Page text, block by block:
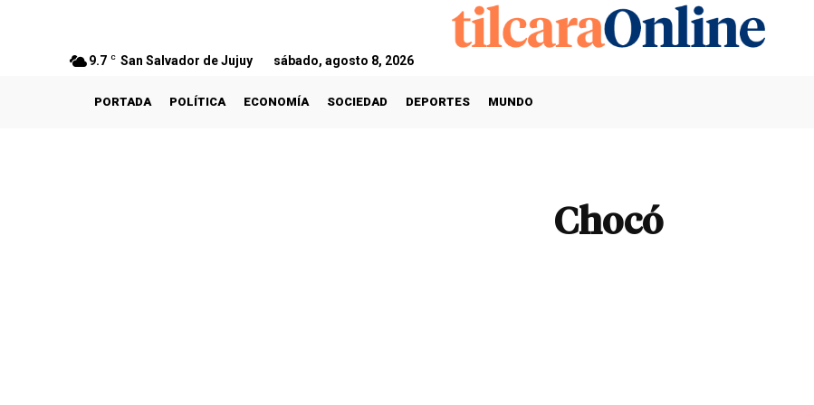
9.7 C San Salvador de Jujuy sábado, agosto 8, 2026
PORTADA POLÍTICA ECONOMÍA SOCIEDAD DEPORTES MUNDO
Chocó